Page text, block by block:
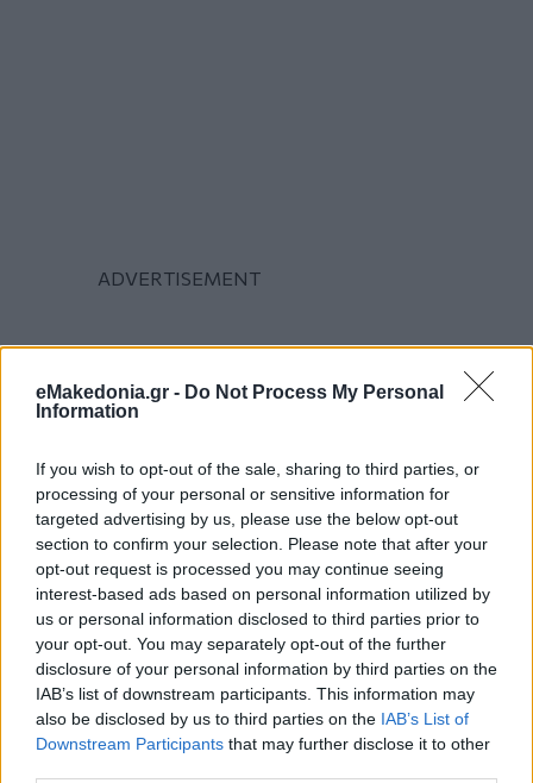
eMakedonia.gr - Do Not Process My Personal
Information
If you wish to opt-out of the sale, sharing to third parties, or
processing of your personal or sensitive information for
targeted advertising by us, please use the below opt-out
section to confirm your selection. Please note that after your
opt-out request is processed you may continue seeing
interest-based ads based on personal information utilized by
us or personal information disclosed to third parties prior to
your opt-out. You may separately opt-out of the further
disclosure of your personal information by third parties on the
IAB’s list of downstream participants. This information may
also be disclosed by us to third parties on the IAB’s List of
Downstream Participants that may further disclose it to other